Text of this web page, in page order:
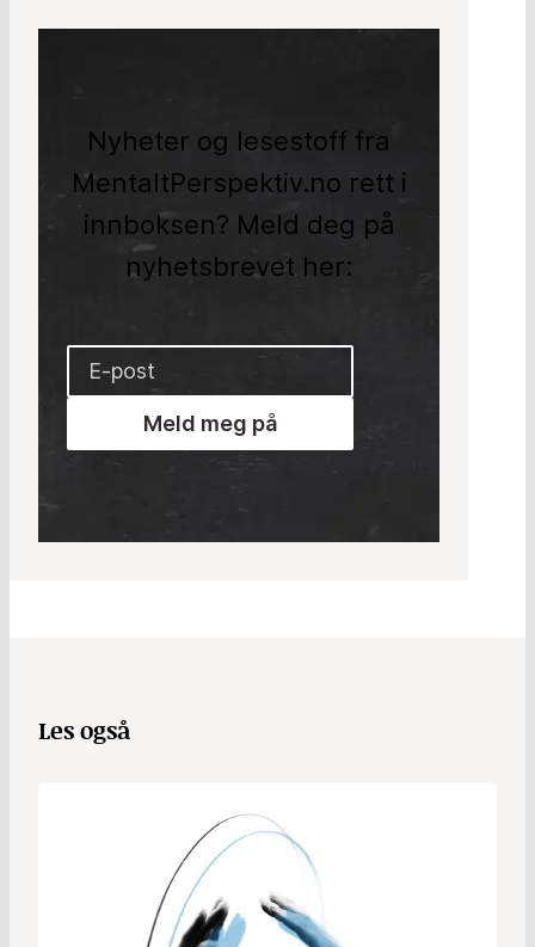
Nyheter og lesestoff fra
MentaltPerspektiv.no rett i
innboksen? Meld deg på
nyhetsbrevet her:
Meld meg på
Les også